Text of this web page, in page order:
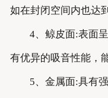
如在封闭空间内也达
4、鲸皮面:表面
有优异的吸音性能，
5、金属面:具有